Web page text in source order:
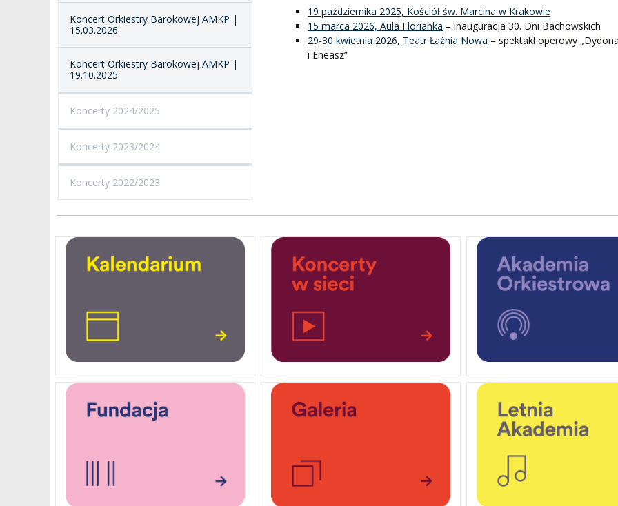
PROFESURY HONOROWE
MAGNUS IN DOCTRINA
ORKIESTRY AKADEMICKIE
SALE KONCERTOWE
BRANDBOOK
SZKOŁA DOKTORSKA
PRESS
DOM STUDENCKI
POSTĘPOWANIA
POTWIERDZANIE EFEKTÓW
DRUGIEJ KATEGORII
Koncert Orkiestry Barokowej AMKP |
15.03.2026
Koncert Orkiestry Barokowej AMKP |
19.10.2025
Koncerty 2024/2025
Koncerty 2023/2024
Koncerty 2022/2023
19 października 2025, Kościół św. Marcina w Krakowie
15 marca 2026, Aula Florianka – inauguracja 30. Dni Bachowskich
29-30 kwietnia 2026, Teatr Łaźnia Nowa – spektakl operowy
i Eneasz”